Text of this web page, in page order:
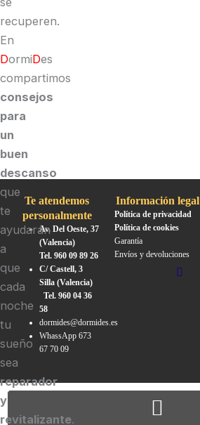
recuperen.
En
DormiDes
compartimos
consejos
para
un
buen
descanso
que
te
ayudarán
a
que
cada
noche
tu
sueño
sea
reparador
y
revitalizante.
Te atendemos
personalmente
Av. Del Oeste, 37
(Valencia)
Tel. 960 09 89 26
C/ Castell, 3
Silla (Valencia)
Tel. 960 04 36
58
dormides@dormides.es
WhassApp 673
67 70 09
Información legal
Política de privacidad
Política de cookies
Garantía
Envíos y devoluciones